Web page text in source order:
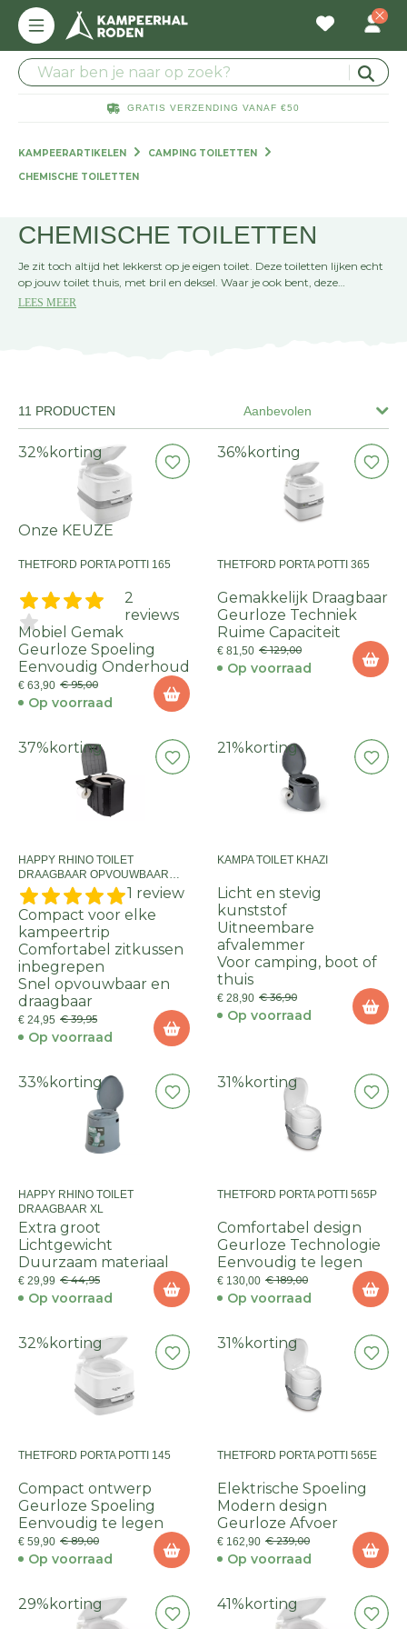
GRATIS VERZENDING VANAF €50
KAMPEERARTIKELEN
CAMPING TOILETTEN
CHEMISCHE TOILETTEN
CHEMISCHE TOILETTEN
Je zit toch altijd het lekkerst op je eigen toilet. Deze toiletten lijken echt
op jouw toilet thuis, met bril en deksel. Waar je ook bent, deze
campingtoiletten gaan met je mee. Chemische toiletten zijn altijd en
LEES MEER
Aanbevolen
11 PRODUCTEN
32% korting
Onze KEUZE
THETFORD PORTA POTTI 165
2
reviews
Mobiel Gemak
Geurloze Spoeling
Eenvoudig Onderhoud
€ 63,90 € 95,00
Op voorraad
36% korting
THETFORD PORTA POTTI 365
Gemakkelijk Draagbaar
Geurloze Techniek
Ruime Capaciteit
€ 81,50 € 129,00
Op voorraad
37% korting
HAPPY RHINO TOILET
DRAAGBAAR OPVOUWBAAR
MET ZITKUSSEN
1 review
Compact voor elke
kampeertrip
Comfortabel zitkussen
inbegrepen
Snel opvouwbaar en
draagbaar
€ 24,95 € 39,95
Op voorraad
21% korting
KAMPA TOILET KHAZI
Licht en stevig
kunststof
Uitneembare
afvalemmer
Voor camping, boot of
thuis
€ 28,90 € 36,90
Op voorraad
33% korting
HAPPY RHINO TOILET
DRAAGBAAR XL
Extra groot
Lichtgewicht
Duurzaam materiaal
€ 29,99 € 44,95
Op voorraad
31% korting
THETFORD PORTA POTTI 565P
Comfortabel design
Geurloze Technologie
Eenvoudig te legen
€ 130,00 € 189,00
Op voorraad
32% korting
THETFORD PORTA POTTI 145
Compact ontwerp
Geurloze Spoeling
Eenvoudig te legen
€ 59,90 € 89,00
Op voorraad
31% korting
THETFORD PORTA POTTI 565E
Elektrische Spoeling
Modern design
Geurloze Afvoer
€ 162,90 € 239,00
Op voorraad
29% korting 41% korting